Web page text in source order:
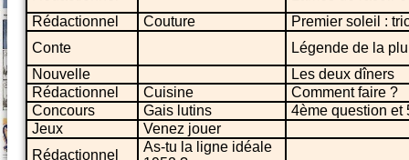
Rédactionnel
Couture
Premier soleil :
Conte
Légende de la
Nouvelle
Les deux dîners
Rédactionnel
Cuisine
Comment faire ?
Concours
Gais lutins
4ème question et
Jeux
Venez jouer
Rédactionnel
As-tu la ligne idéale